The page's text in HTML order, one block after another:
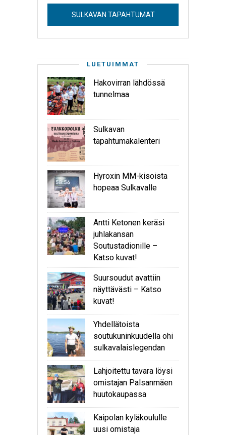
SULKAVAN TAPAHTUMAT
LUETUIMMAT
Hakovirran lähdössä
tunnelmaa
Sulkavan
tapahtumakalenteri
Hyroxin MM-kisoista
hopeaa Sulkavalle
Antti Ketonen keräsi
juhlakansan
Soutustadionille –
Katso kuvat!
Suursoudut avattiin
näyttävästi – Katso
kuvat!
Yhdellätoista
soutukuninkuudella ohi
sulkavalaislegendan
Lahjoitettu tavara löysi
omistajan Palsanmäen
huutokaupassa
Kaipolan kyläkoululle
uusi omistaja